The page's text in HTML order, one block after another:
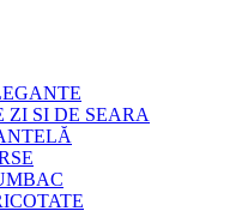
ZI SI DE SEARA